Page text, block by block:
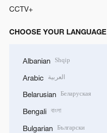
CCTV+
CHOOSE YOUR LANGUAGE
Albanian Shqip
Arabic العربية
Belarusian Беларуская
Bengali বাংলা
Bulgarian Български